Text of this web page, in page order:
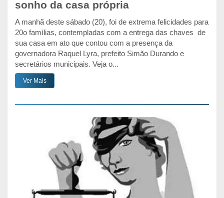
sonho da casa própria
A manhã deste sábado (20), foi de extrema felicidades para
20o famílias, contempladas com a entrega das chaves de
sua casa em ato que contou com a presença da
governadora Raquel Lyra, prefeito Simão Durando e
secretários municipais. Veja o...
Ver Mais